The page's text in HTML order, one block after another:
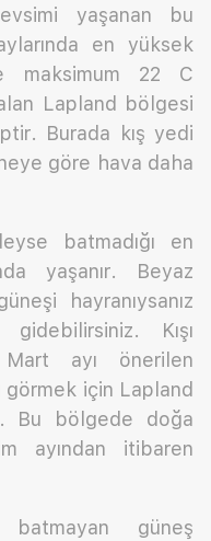
yaşanan bu
en yüksek
maksimum 22 C
Lapland bölgesi
Burada kış yedi
göre hava daha
batmadığı en
yaşanır. Beyaz
hayranıysanız
gidebilirsiniz. Kışı
ayı önerilen
görmek için Lapland
Bu bölgede doğa
ayından itibaren
güneş